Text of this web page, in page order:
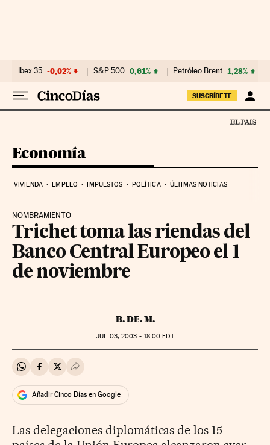
Ibex 35 -0,02% S&P 500 0,61% Petróleo Brent 1,28%
SUSCRÍBETE
Economía
VIVIENDA EMPLEO IMPUESTOS POLÍTICA ÚLTIMAS NOTICIAS
NOMBRAMIENTO
Trichet toma las riendas del
Banco Central Europeo el 1
de noviembre
B. DE. M.
JUL 03, 2003 - 18:00 EDT
Compartir en Whatsapp
Compartir en Facebook
Compartir en Twitter
Desplegar Redes Sociales
Añadir Cinco Días en Google
Las delegaciones diplomáticas de los 15